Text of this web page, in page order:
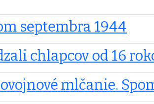
septembra 1944
chlapcov od 16
mlčanie.